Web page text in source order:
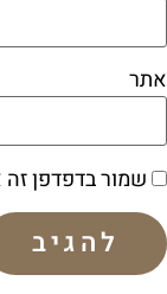
אתר
שמור בדפדפן